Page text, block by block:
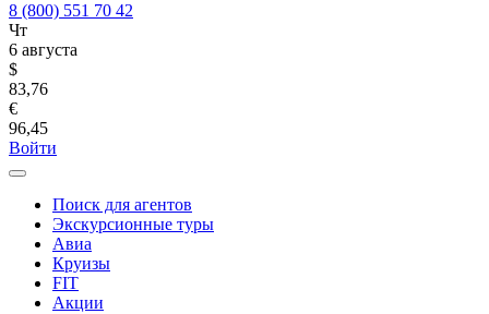
8 (800) 551 70 42
Чт
6 августа
$
83,76
€
96,45
Войти
Поиск для агентов
Экскурсионные туры
Авиа
Круизы
FIT
Акции